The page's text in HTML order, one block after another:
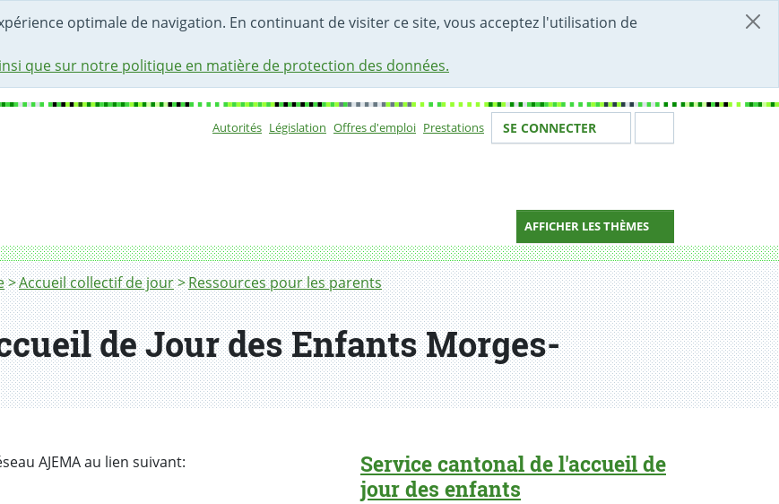
optimale de navigation. En continuant de visiter ce site, vous acceptez l'utilisation de
que sur notre politique en matière de protection des données.
Autorités Législation Offres d'emploi Prestations Votre identité
SE CONNECTER
AFFICHER LES THÈMES
Accueil collectif de jour Ressources pour les parents
de Jour des Enfants Morges-
AJEMA au lien suivant:
Service cantonal de l'accueil de
jour des enfants